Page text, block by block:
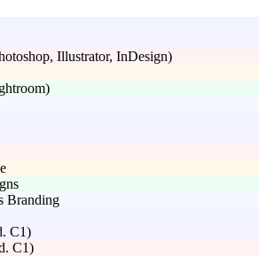
Illustrator, InDesign)
Branding
C1)
C1)